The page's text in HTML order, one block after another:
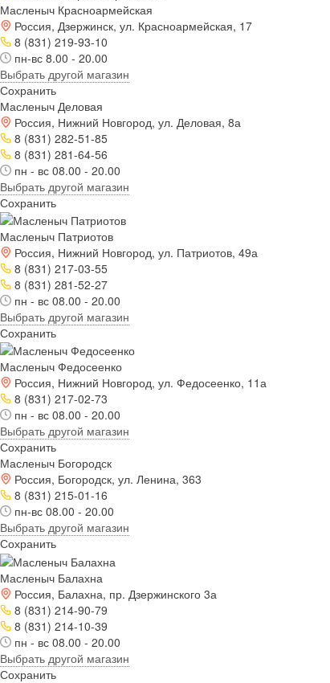
Масленыч Красноармейская
Россия, Дзержинск, ул. Красноармейская, 17
8 (831) 219-93-10
пн-вс 8.00 - 20.00
Выбрать другой магазин
Сохранить
Масленыч Деловая
Россия, Нижний Новгород, ул. Деловая, 8а
8 (831) 282-51-85
8 (831) 281-64-56
пн - вс 08.00 - 20.00
Выбрать другой магазин
Сохранить
Масленыч Патриотов
Россия, Нижний Новгород, ул. Патриотов, 49а
8 (831) 217-03-55
8 (831) 281-52-27
пн - вс 08.00 - 20.00
Выбрать другой магазин
Сохранить
Масленыч Федосеенко
Россия, Нижний Новгород, ул. Федосеенко, 11а
8 (831) 217-02-73
пн - вс 08.00 - 20.00
Выбрать другой магазин
Сохранить
Масленыч Богородск
Россия, Богородск, ул. Ленина, 363
8 (831) 215-01-16
пн-вс 08.00 - 20.00
Выбрать другой магазин
Сохранить
Масленыч Балахна
Россия, Балахна, пр. Дзержинского 3а
8 (831) 214-90-79
8 (831) 214-10-39
пн - вс 08.00 - 20.00
Выбрать другой магазин
Сохранить